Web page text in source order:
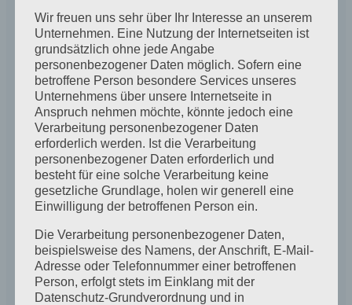
cookie to determine if your browser accepts
cookies. This cookie contains no personal data and
is discarded when you close your browser.
When you log in, we will also set up several
cookies to save your login information and your
screen display choices. Login cookies last for two
days, and screen options cookies last for a year. If
you select "Remember Me", your login will persist
for two weeks. If you log out of your account, the
login cookies will be removed.
If you edit or publish an article, an additional cookie
will be saved in your browser. This cookie includes
Wir freuen uns sehr über Ihr Interesse an unserem
Unternehmen. Eine Nutzung der Internetseiten ist
grundsätzlich ohne jede Angabe
personenbezogener Daten möglich. Sofern eine
betroffene Person besondere Services unseres
Unternehmens über unsere Internetseite in
Anspruch nehmen möchte, könnte jedoch eine
Verarbeitung personenbezogener Daten
erforderlich werden. Ist die Verarbeitung
personenbezogener Daten erforderlich und
besteht für eine solche Verarbeitung keine
gesetzliche Grundlage, holen wir generell eine
Einwilligung der betroffenen Person ein.
Die Verarbeitung personenbezogener Daten,
beispielsweise des Namens, der Anschrift, E-Mail-
Adresse oder Telefonnummer einer betroffenen
Person, erfolgt stets im Einklang mit der
Datenschutz-Grundverordnung und in